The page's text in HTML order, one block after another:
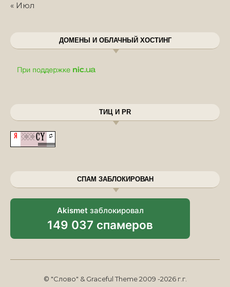
« Июл
ДОМЕНЫ И ОБЛАЧНЫЙ ХОСТИНГ
ТИЦ И PR
СПАМ ЗАБЛОКИРОВАН
Akismet заблокировал
149 037 спамеров
© "Слово" & Graceful Theme 2009 -2026 г.г.